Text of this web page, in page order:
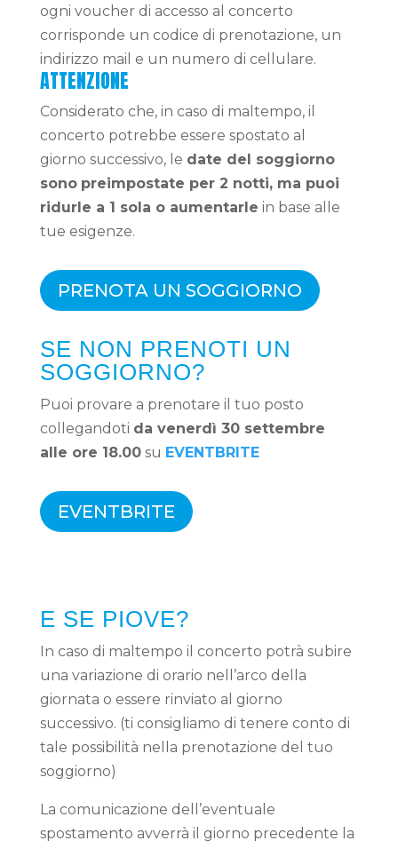
ogni voucher di accesso al concerto
corrisponde un codice di prenotazione, un
indirizzo mail e un numero di cellulare.
ATTENZIONE
Considerato che, in caso di maltempo, il
concerto potrebbe essere spostato al
giorno successivo, le date del soggiorno
sono preimpostate per 2 notti, ma puoi
ridurle a 1 sola o aumentarle in base alle
tue esigenze.
PRENOTA UN SOGGIORNO
SE NON PRENOTI UN
SOGGIORNO?
Puoi provare a prenotare il tuo posto
collegandoti da venerdì 30 settembre
alle ore 18.00su EVENTBRITE
EVENTBRITE
E SE PIOVE?
In caso di maltempo il concerto potrà subire
una variazione di orario nell’arco della
giornata o essere rinviato al giorno
successivo. (ti consigliamo di tenere conto di
tale possibilità nella prenotazione del tuo
soggiorno)
La comunicazione dell’eventuale
spostamento avverrà il giorno precedente la